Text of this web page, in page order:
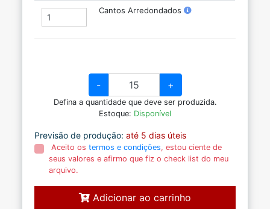
Cantos Arredondados
- +
Defina a quantidade que deve ser produzida.
Estoque: Disponível
Previsão de produção: até 5 dias úteis
Aceito ostermos e condições, estou ciente de
seus valores e afirmo que fiz o check list do meu
arquivo.
Adicionar ao carrinho